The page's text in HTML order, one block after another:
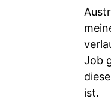
Job
ist.